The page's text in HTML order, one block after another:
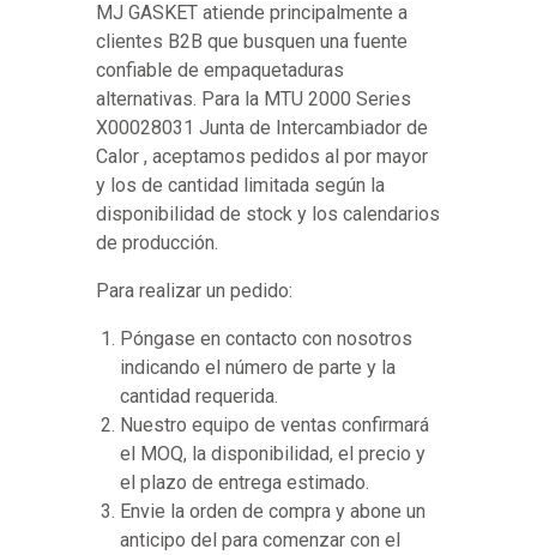
MJ GASKET atiende principalmente a
clientes B2B que busquen una fuente
confiable de empaquetaduras
alternativas. Para la MTU 2000 Series
X00028031 Junta de Intercambiador de
Calor , aceptamos pedidos al por mayor
y los de cantidad limitada según la
disponibilidad de stock y los calendarios
de producción.
Para realizar un pedido:
Póngase en contacto con nosotros
indicando el número de parte y la
cantidad requerida.
Nuestro equipo de ventas confirmará
el MOQ, la disponibilidad, el precio y
el plazo de entrega estimado.
Envie la orden de compra y abone un
anticipo del para comenzar con el